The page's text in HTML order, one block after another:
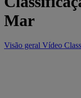
Mar
Visão geral Vídeo